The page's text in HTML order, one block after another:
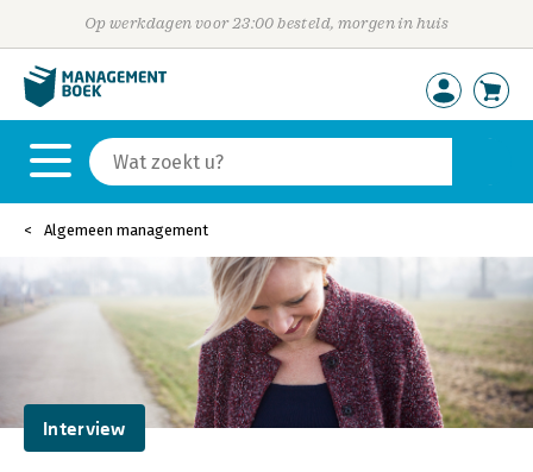
Op werkdagen voor 23:00 besteld, morgen in huis
Algemeen management
Interview